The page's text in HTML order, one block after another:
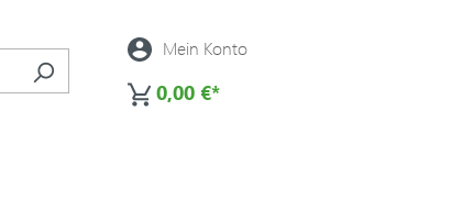
Mein Konto
0,00 €*